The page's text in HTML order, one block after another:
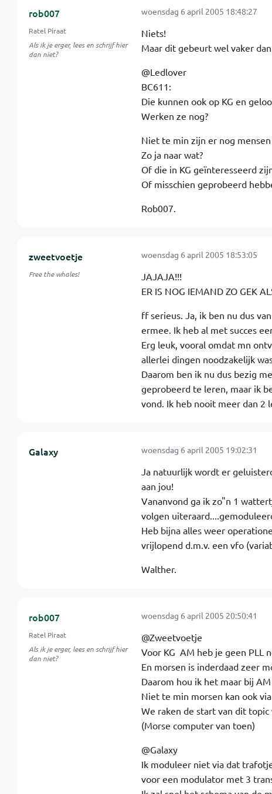
rob007
Ratel Piraat
Als ik je erger, lees en schrijf hier
dan niet?
woensdag 6 april 2005 18:48:27
Niets!
Maar dit gebeurt wel vaker
@Ledlover
BC611:
Die kunnen ook op KG en
Werken ze nog?
Niet te min zijn er nog
Zo ja naar wat?
Of die in KG geïnteresseerd
Of misschien geprobeerd
Rob007.
zweetvoetje
Free the whales!
woensdag 6 april 2005 18:53:05
JAJAJA!!!
ER IS NOG IEMAND ZO GEK
ff serieus. Ja, ik ben nu dus
ermee. Ik heb al met succes
Erg leuk, vooral omdat mn
allerlei dingen noodzakelijk
Daarom ben ik nu dus bezig
geprobeerd te leren, maar ik
vond. Ik heb nooit meer dan 2
Galaxy woensdag 6 april 2005 19:02:31
Ja natuurlijk wordt er
aan jou!
Vananvond ga ik zo"n 1
volgen
Heb bijna alles weer
vrijlopend d.m.v. een vfo
Walther.
rob007
Ratel Piraat
Als ik je erger, lees en schrijf hier
dan niet?
woensdag 6 april 2005 20:50:41
@Zweetvoetje
Voor KG  AM heb je geen PLL
En morsen is inderdaad zeer
Daarom hou ik het maar bij
Niet te min morsen kan ook
We raken de start van dit topic
(Morse computer van toen)
@Galaxy
Ik moduleer niet via dat
voor een modulator met 3